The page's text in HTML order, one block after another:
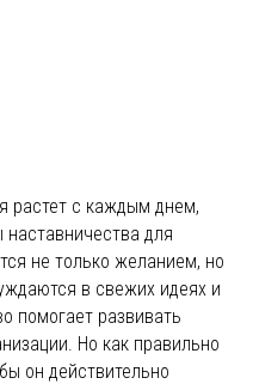
растет с каждым днем,
для
не только желанием, но
в свежих идеях и
помогает развивать
Но как правильно
он действительно